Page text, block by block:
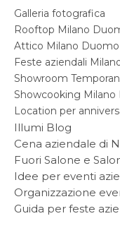
Galleria fotografica
Rooftop Milano
Attico Milano Duomo
Feste aziendali
Showroom
Showcooking Milano
Location per
Illumi Blog
Cena aziendale di
Fuori Salone e
Idee per eventi
Organizzazione
Guida per feste